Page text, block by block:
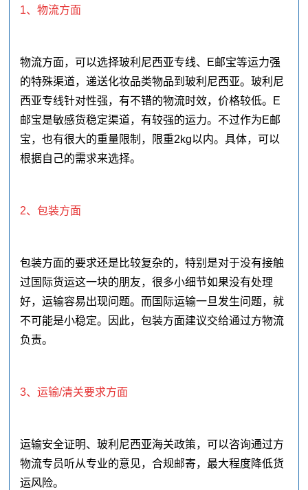
1、物流方面
物流方面，可以选择玻利尼西亚专线、E邮宝等运力强
的特殊渠道，递送化妆品类物品到玻利尼西亚。玻利尼
西亚专线针对性强，有不错的物流时效，价格较低。E
邮宝是敏感货稳定渠道，有较强的运力。不过作为E邮
宝，也有很大的重量限制，限重2kg以内。具体，可以
根据自己的需求来选择。
2、包装方面
包装方面的要求还是比较复杂的，特别是对于没有接触
过国际货运这一块的朋友，很多小细节如果没有处理
好，运输容易出现问题。而国际运输一旦发生问题，就
不可能是小稳定。因此，包装方面建议交给通过方物流
负责。
3、运输/清关要求方面
运输安全证明、玻利尼西亚海关政策，可以咨询通过方
物流专员听从专业的意见，合规邮寄，最大程度降低货
运风险。